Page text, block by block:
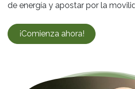
de energía y apostar por la
¡Comienza ahora!